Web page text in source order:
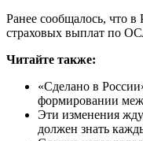
Ранее сообщалось, что
страховых выплат по
Читайте также:
«Сделано в
формировании
Эти изменения
должен знать